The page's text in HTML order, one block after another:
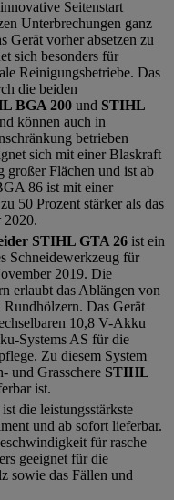
Seitenstart
Unterbrechungen ganz
Gerät vorher absetzen zu
sich besonders für
Reinigungsbetriebe. Das
die beiden
BGA 200 und STIHL
können auch in
betrieben
sich mit einer Blaskraft
Flächen und ist ab
86 ist mit einer
50 Prozent stärker als das
2020.
STIHL GTA 26 ist ein
Schneidewerkzeug für
2019. Die
erlaubt das Ablängen von
Das Gerät
10,8 V-Akku
Systems AS für die
Zu diesem System
und Grasschere STIHL
ist.
ist die leistungsstärkste
und ab sofort lieferbar.
für rasche
geeignet für die
sowie das Fällen und